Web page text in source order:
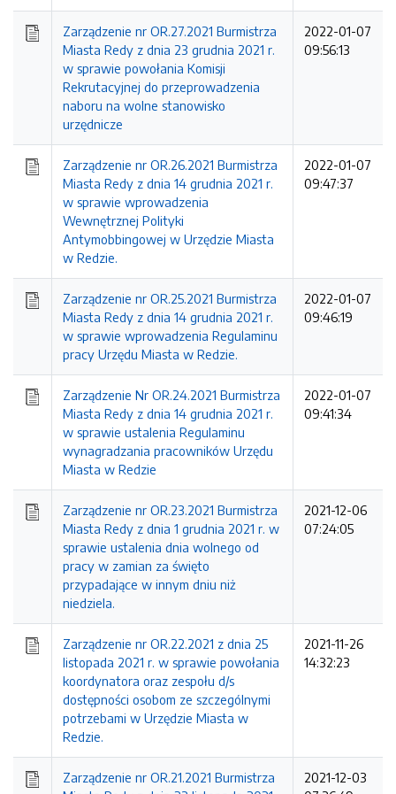
Zarządzenie nr OR.27.2021 Burmistrza
Miasta Redy z dnia 23 grudnia 2021 r.
w sprawie powołania Komisji
Rekrutacyjnej do przeprowadzenia
naboru na wolne stanowisko
urzędnicze
2022-01-07
09:56:13
Zarządzenie nr OR.26.2021 Burmistrza
Miasta Redy z dnia 14 grudnia 2021 r.
w sprawie wprowadzenia
Wewnętrznej Polityki
Antymobbingowej w Urzędzie Miasta
w Redzie.
2022-01-07
09:47:37
Zarządzenie nr OR.25.2021 Burmistrza
Miasta Redy z dnia 14 grudnia 2021 r.
w sprawie wprowadzenia Regulaminu
pracy Urzędu Miasta w Redzie.
2022-01-07
09:46:19
Zarządzenie Nr OR.24.2021 Burmistrza
Miasta Redy z dnia 14 grudnia 2021 r.
w sprawie ustalenia Regulaminu
wynagradzania pracowników Urzędu
Miasta w Redzie
2022-01-07
09:41:34
Zarządzenie nr OR.23.2021 Burmistrza
Miasta Redy z dnia 1 grudnia 2021 r. w
sprawie ustalenia dnia wolnego od
pracy w zamian za święto
przypadające w innym dniu niż
niedziela.
2021-12-06
07:24:05
Zarządzenie nr OR.22.2021 z dnia 25
listopada 2021 r. w sprawie powołania
koordynatora oraz zespołu d/s
dostępności osobom ze szczególnymi
potrzebami w Urzędzie Miasta w
Redzie.
2021-11-26
14:32:23
Zarządzenie nr OR.21.2021 Burmistrza
2021-12-03